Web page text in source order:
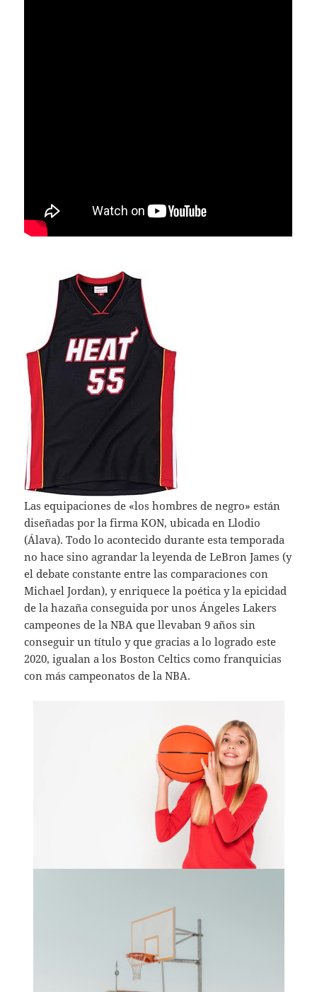
Las equipaciones de «los hombres de negro» están
diseñadas por la firma KON, ubicada en Llodio
(Álava). Todo lo acontecido durante esta temporada
no hace sino agrandar la leyenda de LeBron James (y
el debate constante entre las comparaciones con
Michael Jordan), y enriquece la poética y la epicidad
de la hazaña conseguida por unos Ángeles Lakers
campeones de la NBA que llevaban 9 años sin
conseguir un título y que gracias a lo logrado este
2020, igualan a los Boston Celtics como franquicias
con más campeonatos de la NBA.